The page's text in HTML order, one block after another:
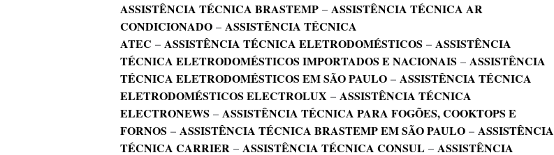
ASSISTÊNCIA TÉCNICA BRASTEMP –ASSISTÊNCIA TÉCNICA AR
CONDICIONADO –ASSISTÊNCIA TÉCNICA
ATEC –ASSISTÊNCIA TÉCNICA ELETRODOMÉSTICOS –ASSISTÊNCIA
TÉCNICA ELETRODOMÉSTICOS IMPORTADOS E NACIONAIS –ASSISTÊNCIA
TÉCNICA ELETRODOMÉSTICOS EM SÃO PAULO –ASSISTÊNCIA TÉCNICA
ELETRODOMÉSTICOS ELECTROLUX –ASSISTÊNCIA TÉCNICA
ELECTRONEWS –ASSISTÊNCIA TÉCNICA PARA FOGÕES, COOKTOPS E
FORNOS –ASSISTÊNCIA TÉCNICA BRASTEMP EM SÃO PAULO –ASSISTÊNCIA
TÉCNICA CARRIER –ASSISTÊNCIA TÉCNICA CONSUL –ASSISTÊNCIA